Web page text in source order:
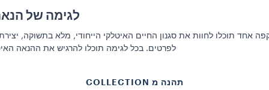
לגימה של
אחד תוכלו לחוות את סגנון החיים האיטלקי הייחודי, מלא בתשוקה,
לפרטים. בכל לגימה תוכלו להרגיש את ההנאה
תהנה מ COLLECTION